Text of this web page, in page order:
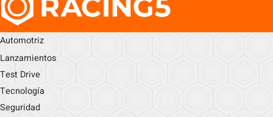
Automotriz
Lanzamientos
Test Drive
Tecnología
Seguridad